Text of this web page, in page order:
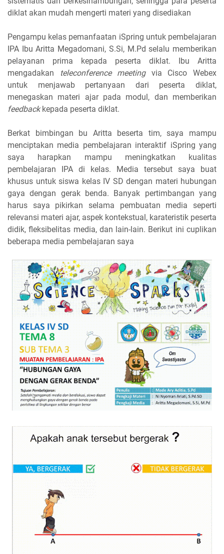
diklat akan mudah mengerti materi yang disediakan
Pengampu kelas pemanfaatan iSpring untuk pembelajaran
IPA Ibu Aritta Megadomani, S.Si, M.Pd selalu memberikan
pelayanan prima kepada peserta diklat. Ibu Aritta
mengadakan
teleconference meetingvia Cisco Webex
untuk menjawab pertanyaan dari peserta diklat,
menegaskan materi ajar pada modul, dan memberikan
feedbackkepada peserta diklat.
Berkat bimbingan bu Aritta beserta tim, saya mampu
menciptakan media pembelajaran interaktif iSpring yang
saya harapkan mampu meningkatkan kualitas
pembelajaran IPA di kelas. Media tersebut saya buat
khusus untuk siswa kelas IV SD dengan materi hubungan
gaya dengan gerak benda. Banyak pertimbangan yang
harus saya pikirkan selama pembuatan media seperti
relevansi materi ajar, aspek kontekstual, karateristik peserta
didik, fleksibelitas media, dan lain-lain. Berikut ini cuplikan
beberapa media pembelajaran saya